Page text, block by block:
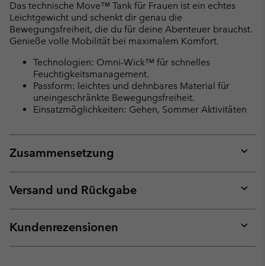
Das technische Move™ Tank für Frauen ist ein echtes
Leichtgewicht und schenkt dir genau die
Bewegungsfreiheit, die du für deine Abenteuer brauchst.
Genieße volle Mobilität bei maximalem Komfort.
Technologien: Omni-Wick™ für schnelles
Feuchtigkeitsmanagement.
Passform: leichtes und dehnbares Material für
uneingeschränkte Bewegungsfreiheit.
Einsatzmöglichkeiten: Gehen, Sommer Aktivitäten
Zusammensetzung
or
Versand und Rückgabe
or
Kundenrezensionen
or